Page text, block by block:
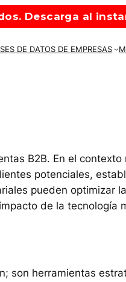
Descarga al
DE DATOS DE EMPRESAS
B2B. En el contexto
potenciales,
pueden optimizar
de la tecnología
son herramientas